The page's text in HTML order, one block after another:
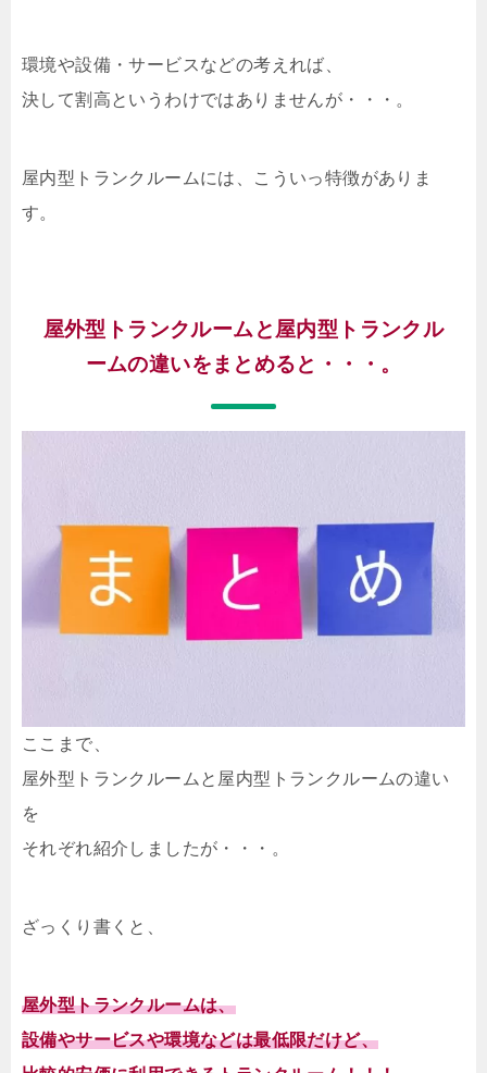
環境や設備・サービスなどの考えれば、
決して割高というわけではありませんが・・・。
屋内型トランクルームには、こういっ特徴がありま
す。
屋外型トランクルームと屋内型トランクル
ームの違いをまとめると・・・。
ここまで、
屋外型トランクルームと屋内型トランクルームの違い
を
それぞれ紹介しましたが・・・。
ざっくり書くと、
屋外型トランクルームは、
設備やサービスや環境などは最低限だけど、